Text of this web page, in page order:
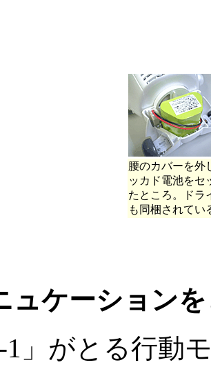
腰のカバーを外
ッカド電池をセ
たところ。ドラ
も同梱されてい
ュケーション
」がとる行動